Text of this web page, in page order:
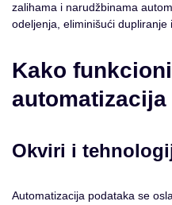
zalihama i narudžbinama
odeljenja, eliminišući dupliranje
Kako
Okviri i
Automatizacija podataka se